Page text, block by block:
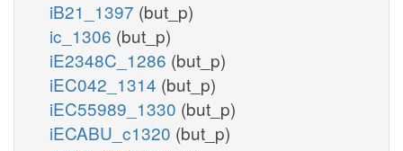
iB21_1397 (but_p)
ic_1306 (but_p)
iE2348C_1286 (but_p)
iEC042_1314 (but_p)
iEC55989_1330 (but_p)
iECABU_c1320 (but_p)